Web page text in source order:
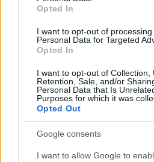
Opted In
I want to opt-out of processing
Personal Data for Targeted
Opted In
I want to opt-out of Collection,
Retention, Sale, and/or
Personal Data that Is
Purposes for which it was
Opted Out
Google consents
I want to allow Google to
world wide webdelle
determinante.
abbraccio più affettuoso e
Napoli, 22 luglio 2014Alessio